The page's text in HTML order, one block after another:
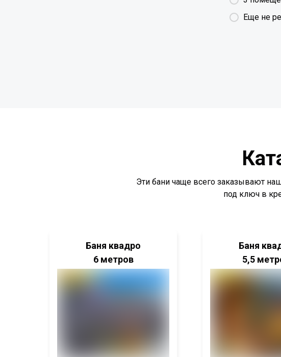
Еще не
Эти бани чаще всего заказывают
под ключ в
Баня квадро
6 метров
Баня
5,5